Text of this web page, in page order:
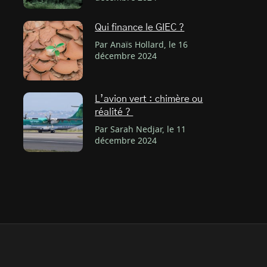
Qui finance le GIEC ?
Par Anaïs Hollard, le 16
décembre 2024
L’avion vert : chimère ou
réalité ?
Par Sarah Nedjar, le 11
décembre 2024